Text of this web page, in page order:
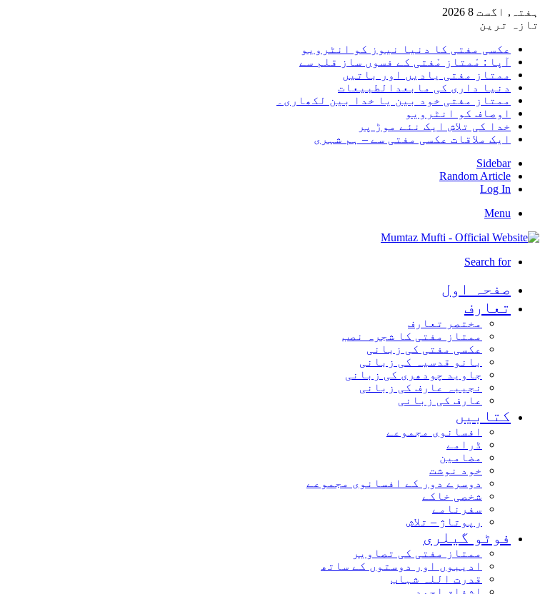
ہفتہ, اگست 8 2026
تازہ ترین
عکسی مفتی کا دنیا نیوز کو انٹرویو
آپا : مْمتاز مْفتی کے فسوں ساز قلم سے
ممتاز مفتی یادیں اور باتیں
دنیا داری کی مابعدالطبیعات
ممتاز مفتی خود بین یا خدا بین لکھاری۔
اوصاف کو انٹرویو
خدا کی تلاش ایک نئے موڑ پر
ایک ملاقات عکسی مفتی سے – ہم شہری
Sidebar
Random Article
Log In
Menu
Search for
صفحہ اول
تعارف
مختصر تعارف
ممتاز مفتی کا شجرہ نصب
عکسی مفتی کی زبانی
بانو قدسیہ کی زبانی
جاوید چودھری کی زبانی
نجیبہ عارف کی زبانی
عارف کی زبانی
کتابیں
افسانوی مجموعے
ڈرامے
مضامین
خود نوشت
دوسرے دور کے افسانوی مجموعے
شخصی خاکے
سفرنامے
رپوتاژ – تلاش
فوٹو گیلری
ممتاز مفتی کی تصاویر
ادیبوں اور دوستوں کے ساتھ
قدرت اللہ شہاب
اشفاق احمد